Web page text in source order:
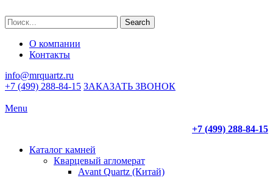
Search
О компании
Контакты
info@mrquartz.ru
+7 (499) 288-84-15 ЗАКАЗАТЬ ЗВОНОК
Menu
+7 (499) 288-84-15
Каталог камней
Кварцевый агломерат
Avant Quartz (Китай)